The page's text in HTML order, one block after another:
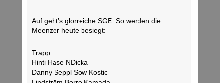
Auf geht’s glorreiche SGE. So werden die
Meenzer heute besiegt:
Trapp
Hinti Hase NDicka
Danny Seppl Sow Kostic